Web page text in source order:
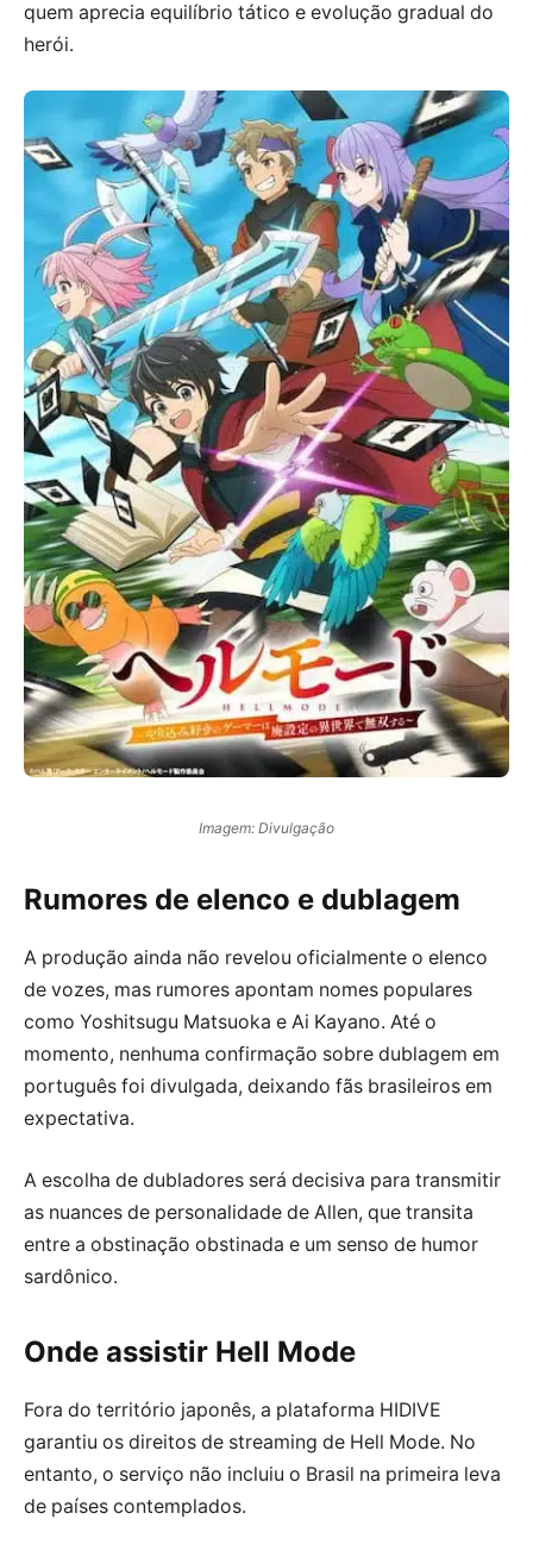
quem aprecia equilíbrio tático e evolução gradual do
herói.
Imagem: Divulgação
Rumores de elenco e dublagem
A produção ainda não revelou oficialmente o elenco
de vozes, mas rumores apontam nomes populares
como Yoshitsugu Matsuoka e Ai Kayano. Até o
momento, nenhuma confirmação sobre dublagem em
português foi divulgada, deixando fãs brasileiros em
expectativa.
A escolha de dubladores será decisiva para transmitir
as nuances de personalidade de Allen, que transita
entre a obstinação obstinada e um senso de humor
sardônico.
Onde assistir Hell Mode
Fora do território japonês, a plataforma HIDIVE
garantiu os direitos de streaming de Hell Mode. No
entanto, o serviço não incluiu o Brasil na primeira leva
de países contemplados.